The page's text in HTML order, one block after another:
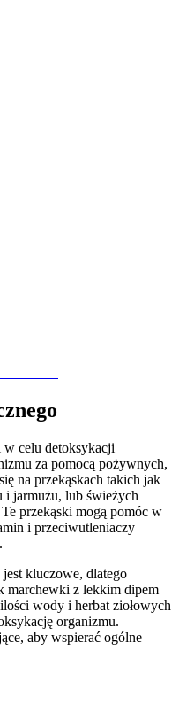
w celu detoksykacji
za pomocą pożywnych,
na przekąskach takich jak
i jarmużu, lub świeżych
przekąski mogą pomóc w
i przeciwutleniaczy
kluczowe, dlatego
marchewki z lekkim dipem
wody i herbat ziołowych
organizmu.
aby wspierać ogólne